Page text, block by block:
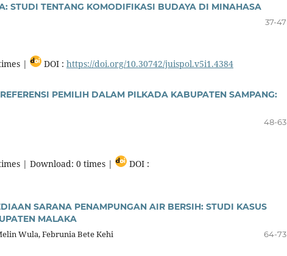
STUDI TENTANG KOMODIFIKASI BUDAYA DI MINAHASA
37-47
| DOI : https://doi.org/10.30742/juispol.v5i1.4384
PEMILIH DALAM PILKADA KABUPATEN SAMPANG:
48-63
| Download: 0 times |
DOI :
SARANA PENAMPUNGAN AIR BERSIH: STUDI KASUS
MALAKA
Wula, Februnia Bete Kehi
64-73